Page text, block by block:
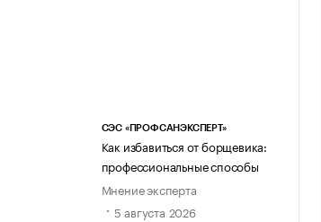
СЭС «ПРОФСАНЭКСПЕРТ»
Как избавиться от борщевика:
профессиональные способы
Мнение эксперта
5 августа 2026